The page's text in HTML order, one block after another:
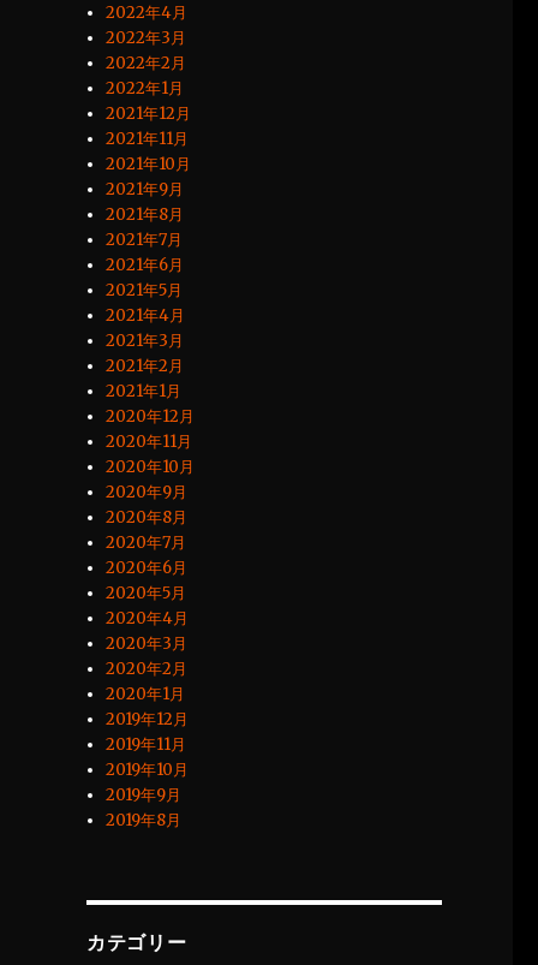
2022年4月
2022年3月
2022年2月
2022年1月
2021年12月
2021年11月
2021年10月
2021年9月
2021年8月
2021年7月
2021年6月
2021年5月
2021年4月
2021年3月
2021年2月
2021年1月
2020年12月
2020年11月
2020年10月
2020年9月
2020年8月
2020年7月
2020年6月
2020年5月
2020年4月
2020年3月
2020年2月
2020年1月
2019年12月
2019年11月
2019年10月
2019年9月
2019年8月
カテゴリー